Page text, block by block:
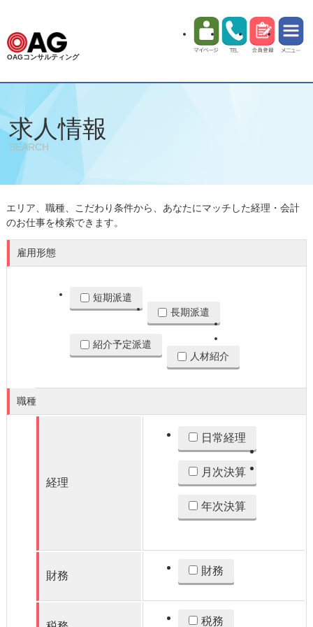
OAGコンサルティング
求人情報
SEARCH
エリア、職種、こだわり条件から、あなたにマッチした経理・会計
のお仕事を検索できます。
雇用形態
短期派遣
長期派遣
紹介予定派遣
人材紹介
職種
経理
日常経理
月次決算
年次決算
財務 財務
税務